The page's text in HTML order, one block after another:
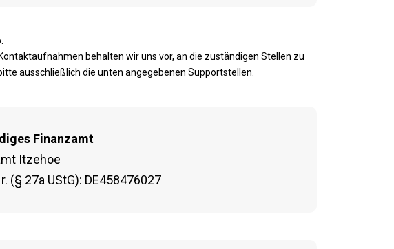
behalten wir uns vor, an die zuständigen Stellen zu
ausschließlich die unten angegebenen Supportstellen.
Finanzamt
Itzehoe
(§ 27a UStG): DE458476027